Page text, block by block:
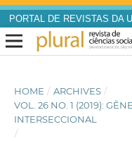
PORTAL DE REVISTAS DA
HOME / ARCHIVES /
VOL. 26 NO. 1 (2019):
INTERSECCIONAL
/